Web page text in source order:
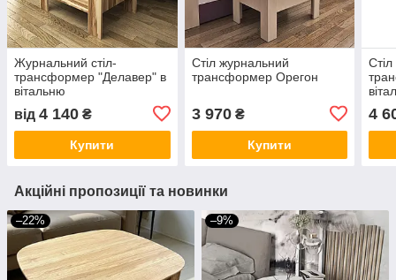
Журнальний стіл-
трансформер "Делавер" в
вітальню
від 4 140 ₴
Купити
Стіл журнальний
трансформер Орегон
3 970₴
Купити
4
Акційні пропозиції та новинки
–22% –9%